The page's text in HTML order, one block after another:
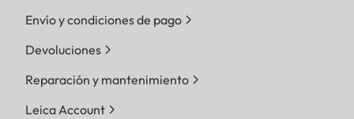
Envío y condiciones de pago
Devoluciones
Reparación y mantenimiento
Leica Account